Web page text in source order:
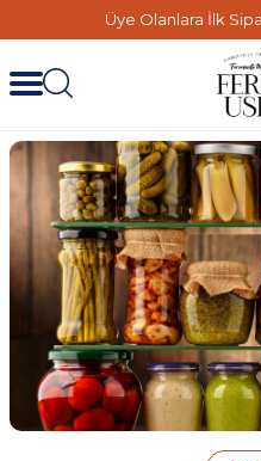
Üye Olanlara İlk